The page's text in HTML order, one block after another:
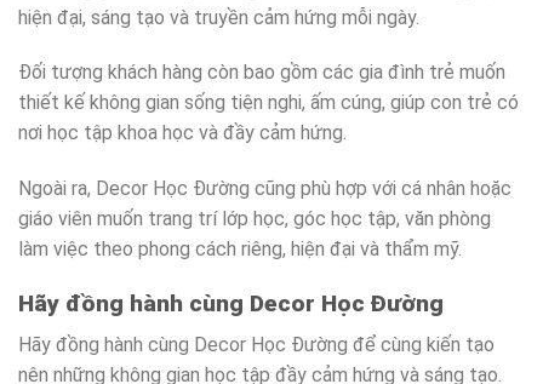
hiện đại, sáng tạo và truyền cảm hứng mỗi ngày.
Đối tượng khách hàng còn bao gồm các gia đình trẻ muốn
thiết kế không gian sống tiện nghi, ấm cúng, giúp con trẻ có
nơi học tập khoa học và đầy cảm hứng.
Ngoài ra, Decor Học Đường cũng phù hợp với cá nhân hoặc
giáo viên muốn trang trí lớp học, góc học tập, văn phòng
làm việc theo phong cách riêng, hiện đại và thẩm mỹ.
Hãy đồng hành cùng Decor Học Đường
Hãy đồng hành cùng Decor Học Đường để cùng kiến tạo
nên những không gian học tập đầy cảm hứng và sáng tạo.